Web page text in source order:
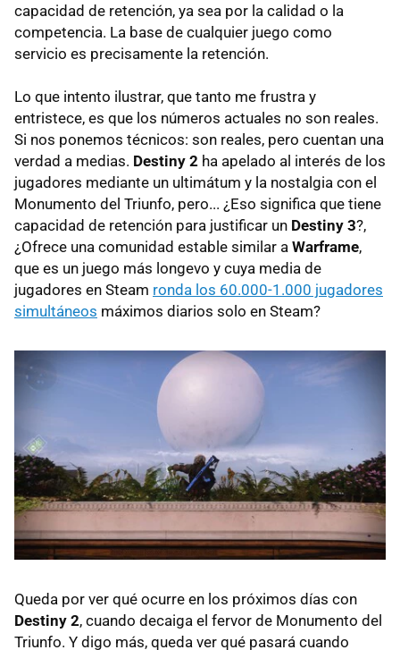
capacidad de retención, ya sea por la calidad o la
competencia. La base de cualquier juego como
servicio es precisamente la retención.
Lo que intento ilustrar, que tanto me frustra y
entristece, es que los números actuales no son reales.
Si nos ponemos técnicos: son reales, pero cuentan una
verdad a medias. Destiny 2 ha apelado al interés de los
jugadores mediante un ultimátum y la nostalgia con el
Monumento del Triunfo, pero... ¿Eso significa que tiene
capacidad de retención para justificar un Destiny 3?,
¿Ofrece una comunidad estable similar a Warframe,
que es un juego más longevo y cuya media de
jugadores en Steam ronda los 60.000-1.000 jugadores
simultáneos máximos diarios solo en Steam?
Queda por ver qué ocurre en los próximos días con
Destiny 2, cuando decaiga el fervor de Monumento del
Triunfo. Y digo más, queda ver qué pasará cuando